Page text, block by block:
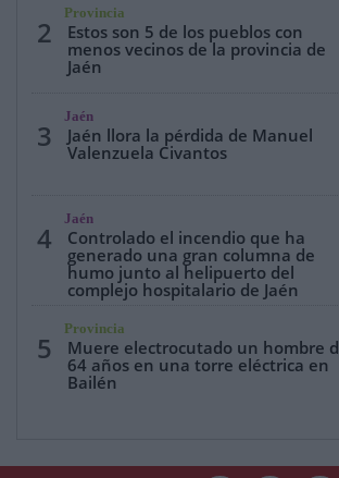
2
Provincia
Estos son 5 de los pueblos con
menos vecinos de la provincia de
Jaén
3
Jaén
Jaén llora la pérdida de Manuel
Valenzuela Civantos
4
Jaén
Controlado el incendio que ha
generado una gran columna de
humo junto al helipuerto del
complejo hospitalario de Jaén
5
Provincia
Muere electrocutado un hombre
64 años en una torre eléctrica en
Bailén